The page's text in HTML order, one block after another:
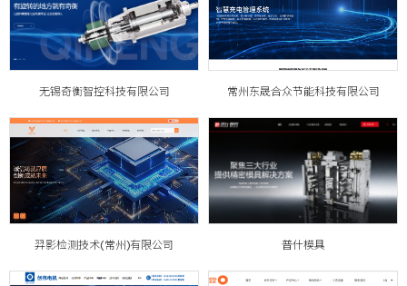
无锡奇衡智控科技有限公司 常州东晟合众节能科技有限公司
羿影检测技术(常州)有限公司 普什模具